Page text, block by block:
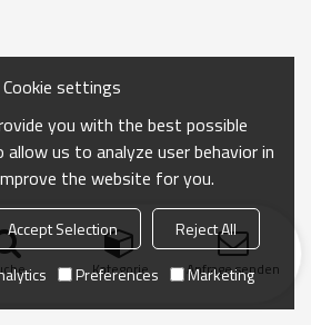
Kategorie Anfrage senden
Cookie settings
you with the best possible
allow us to analyze user behavior in
the website for you.
Accept Selection
Reject All
Preferences Marketing